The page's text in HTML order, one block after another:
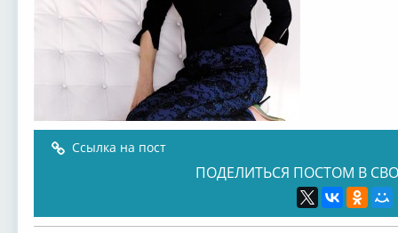
Ссылка на пост
ПОДЕЛИТЬСЯ ПОСТОМ В